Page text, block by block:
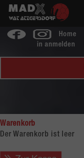
Home
in anmelden
Warenkorb
Der Warenkorb ist leer